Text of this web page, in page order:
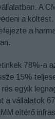
A
a
a
78%-a
15%
egyik
a vállalatok
eltérő